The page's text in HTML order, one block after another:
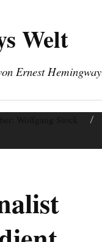
Welt
Ernest Hemingway